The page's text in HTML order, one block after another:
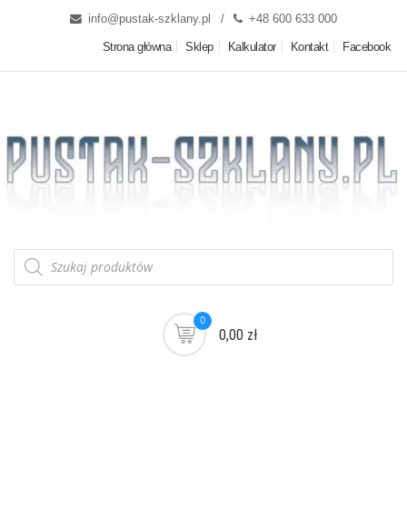
info@pustak-szklany.pl +48 600 633 000
Strona główna Sklep Kalkulator Kontakt Facebook
0
0,00 zł